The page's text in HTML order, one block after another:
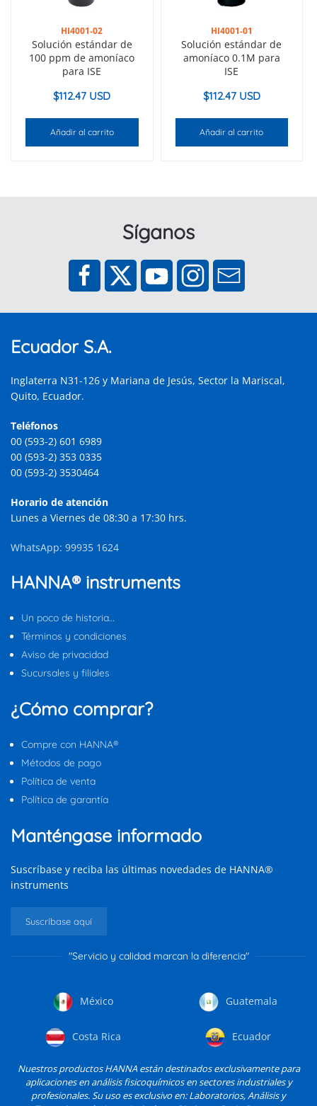
HI4001-02
Solución estándar de
100 ppm de amoníaco
para ISE
$112.47 USD
Añadir al carrito
HI4001-01
Solución estándar de
amoníaco 0.1M para
ISE
$112.47 USD
Añadir al carrito
Síganos
Ecuador S.A.
Inglaterra N31-126 y Mariana de Jesús, Sector la Mariscal,
Quito, Ecuador.
Teléfonos
00 (593-2) 601 6989
00 (593-2) 353 0335
00 (593-2) 3530464
Horario de atención
Lunes a Viernes de 08:30 a 17:30 hrs.
WhatsApp: 99935 1624
HANNA® instruments
Un poco de historia…
Términos y condiciones
Aviso de privacidad
Sucursales y filiales
¿Cómo comprar?
Compre con HANNA®
Métodos de pago
Política de venta
Política de garantía
Manténgase informado
Suscríbase y reciba las últimas novedades de HANNA®
instruments
Suscríbase aquí
"Servicio y calidad marcan la diferencia"
México Guatemala
Costa Rica Ecuador
Nuestros productos HANNA están destinados exclusivamente para
aplicaciones en análisis fisicoquímicos en sectores industriales y
profesionales. Su uso es exclusivo en: Laboratorios, Análisis y